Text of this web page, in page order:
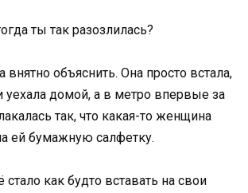
ты так разозлилась?
внятно объяснить. Она просто встала,
уехала домой, а в метро впервые за
так, что какая-то женщина
ей бумажную салфетку.
стало как будто вставать на свои